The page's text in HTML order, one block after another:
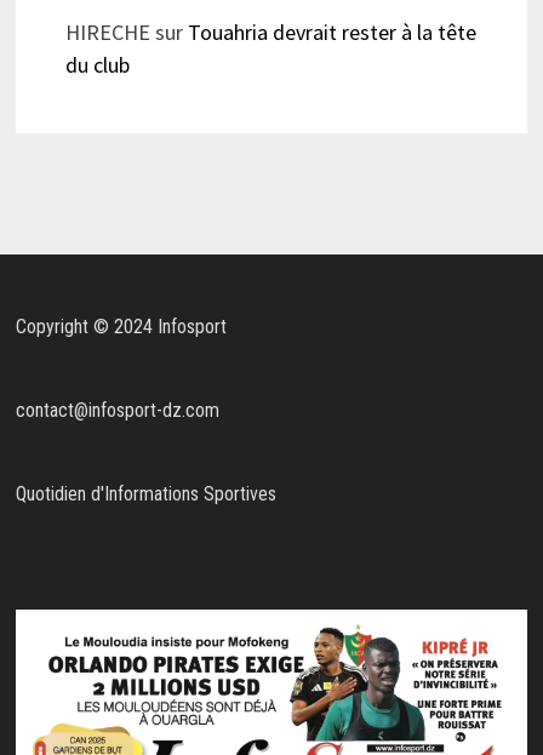
HIRECHE sur Touahria devrait rester à la tête
du club
Copyright © 2024 Infosport
contact@infosport-dz.com
Quotidien d'Informations Sportives